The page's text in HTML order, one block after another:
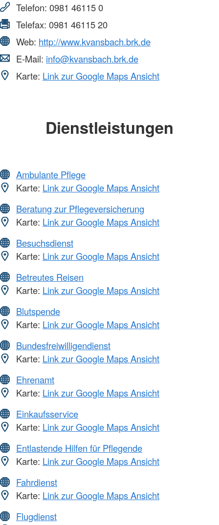
Telefon: 0981 46115 0
Telefax: 0981 46115 20
Web: http://www.kvansbach.brk.de
E-Mail: info@kvansbach.brk.de
Karte: Link zur Google Maps Ansicht
Dienstleistungen
Ambulante Pflege
Karte: Link zur Google Maps Ansicht
Beratung zur Pflegeversicherung
Karte: Link zur Google Maps Ansicht
Besuchsdienst
Karte: Link zur Google Maps Ansicht
Betreutes Reisen
Karte: Link zur Google Maps Ansicht
Blutspende
Karte: Link zur Google Maps Ansicht
Bundesfreiwilligendienst
Karte: Link zur Google Maps Ansicht
Ehrenamt
Karte: Link zur Google Maps Ansicht
Einkaufsservice
Karte: Link zur Google Maps Ansicht
Entlastende Hilfen für Pflegende
Karte: Link zur Google Maps Ansicht
Fahrdienst
Karte: Link zur Google Maps Ansicht
Flugdienst